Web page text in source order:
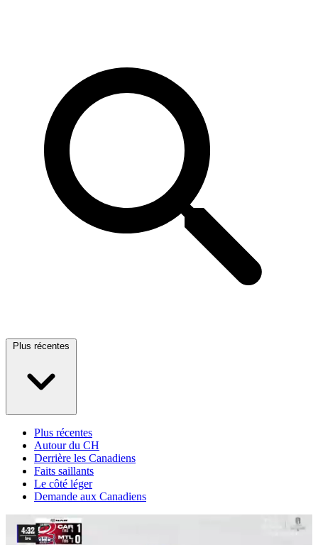
Plus récentes
Plus récentes
Autour du CH
Derrière les Canadiens
Faits saillants
Le côté léger
Demande aux Canadiens